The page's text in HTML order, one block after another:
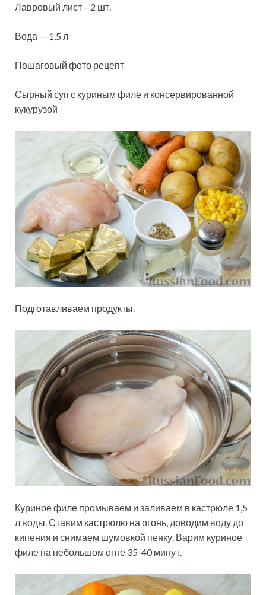
Лавровый лист – 2 шт.
Вода — 1,5 л
Пошаговый фото рецепт
Сырный суп с куриным филе и консервированной
кукурузой
Подготавливаем продукты.
Куриное филе промываем и заливаем в кастрюле 1,5
л воды. Ставим кастрюлю на огонь, доводим воду до
кипения и снимаем шумовкой пенку. Варим куриное
филе на небольшом огне 35-40 минут.